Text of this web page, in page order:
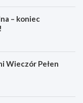
– koniec
Wieczór Pełen